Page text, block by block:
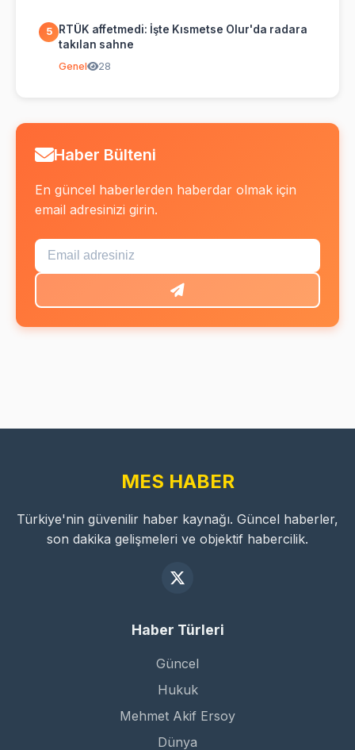
5
RTÜK affetmedi: İşte Kısmetse Olur'da radara
takılan sahne
Genel 28
Haber Bülteni
En güncel haberlerden haberdar olmak için
email adresinizi girin.
MES HABER
Türkiye'nin güvenilir haber kaynağı. Güncel haberler,
son dakika gelişmeleri ve objektif habercilik.
Haber Türleri
Güncel
Hukuk
Mehmet Akif Ersoy
Dünya